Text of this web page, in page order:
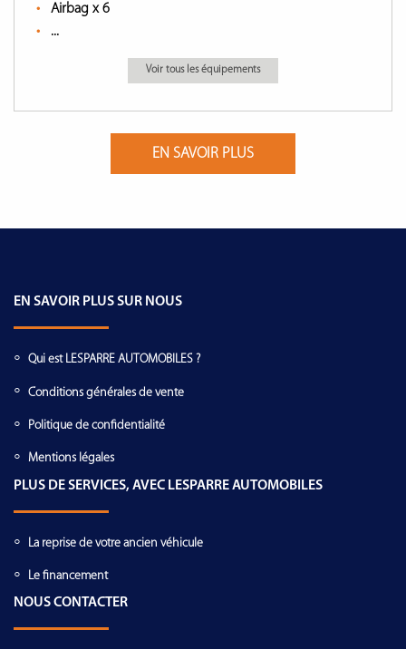
Airbag x 6
...
Voir tous les équipements
EN SAVOIR PLUS
EN SAVOIR PLUS SUR NOUS
Qui est LESPARRE AUTOMOBILES ?
Conditions générales de vente
Politique de confidentialité
Mentions légales
PLUS DE SERVICES, AVEC LESPARRE AUTOMOBILES
La reprise de votre ancien véhicule
Le financement
NOUS CONTACTER